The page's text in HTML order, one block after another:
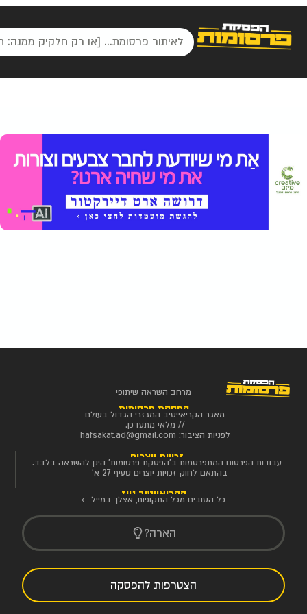
מרחב השראה שיתופי
הפסקת פרסומות
מאגר הקריאייטיב המגזרי הגדול בעולם
// מלאי מתעדכן.
לפניות הציבור: hafsakat.ad@gmail.com
זכויות יוצרים
עבודות הפרסום המתפרסמות ב'הפסקת פרסומות' הינן להשראה בלבד.
בהתאם לחוק זכויות יוצרים סעיף 27 א'
הקריאייטיב ניוז
כל הטובים מכל התקופות, אצלך במייל ←
הארה?
הצטרפות להפסקה